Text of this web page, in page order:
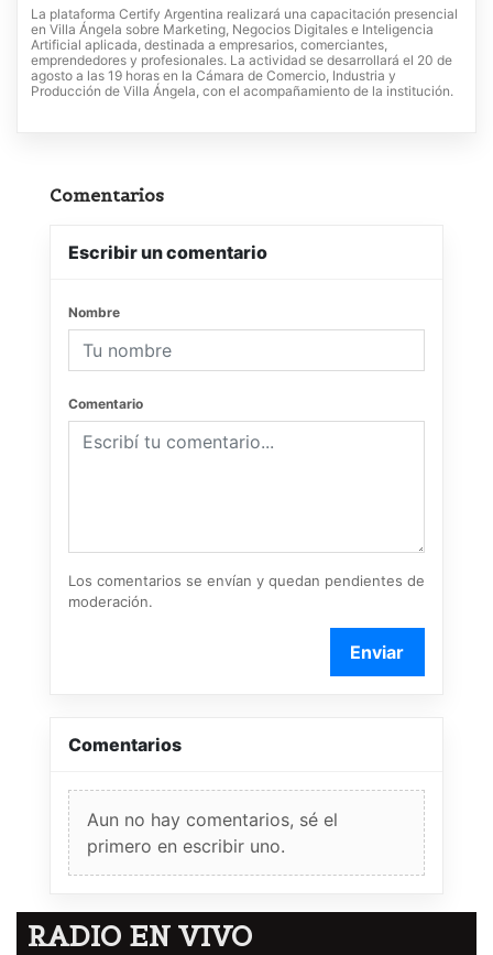
La plataforma Certify Argentina realizará una capacitación presencial
en Villa Ángela sobre Marketing, Negocios Digitales e Inteligencia
Artificial aplicada, destinada a empresarios, comerciantes,
emprendedores y profesionales. La actividad se desarrollará el 20 de
agosto a las 19 horas en la Cámara de Comercio, Industria y
Producción de Villa Ángela, con el acompañamiento de la institución.
Comentarios
Escribir un comentario
Nombre
Comentario
Los comentarios se envían y quedan pendientes de
moderación.
Enviar
Comentarios
Aun no hay comentarios, sé el
primero en escribir uno.
RADIO EN VIVO